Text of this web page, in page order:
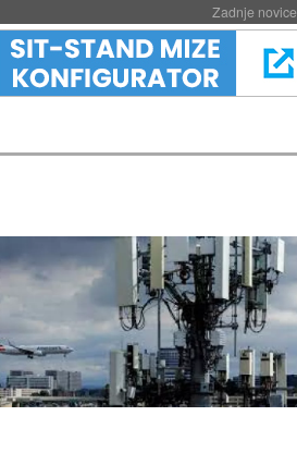
Zadnje novice